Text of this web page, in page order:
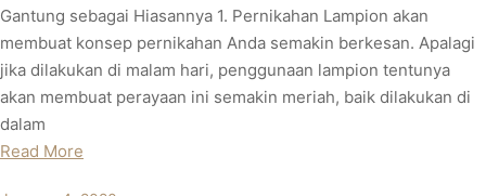
Gantung sebagai Hiasannya 1. Pernikahan Lampion akan
membuat konsep pernikahan Anda semakin berkesan. Apalagi
jika dilakukan di malam hari, penggunaan lampion tentunya
akan membuat perayaan ini semakin meriah, baik dilakukan di
dalam
Read More